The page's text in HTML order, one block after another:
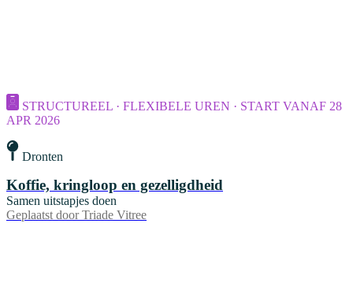
STRUCTUREEL · FLEXIBELE UREN · START VANAF 28
APR 2026
Dronten
Koffie, kringloop en gezelligdheid
Samen uitstapjes doen
Geplaatst door Triade Vitree